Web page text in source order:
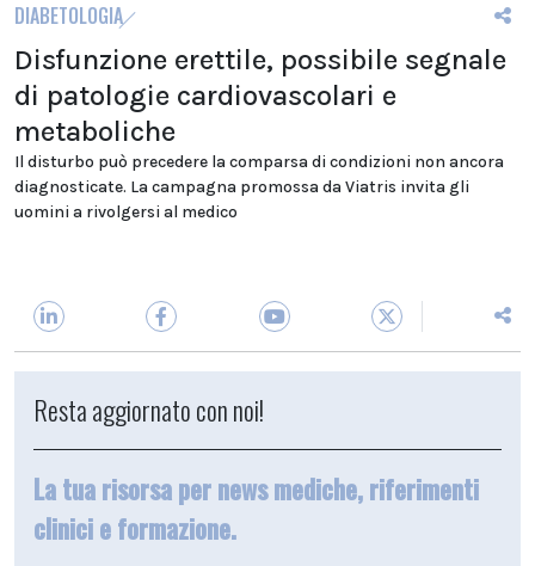
DIABETOLOGIA
Disfunzione erettile, possibile segnale
di patologie cardiovascolari e
metaboliche
Il disturbo può precedere la comparsa di condizioni non ancora
diagnosticate. La campagna promossa da Viatris invita gli
uomini a rivolgersi al medico
Resta aggiornato con noi!
La tua risorsa per news mediche, riferimenti
clinici e formazione.